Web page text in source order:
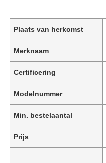
Plaats van herkomst
Merknaam
Certificering
Modelnummer
Min. bestelaantal
Prijs